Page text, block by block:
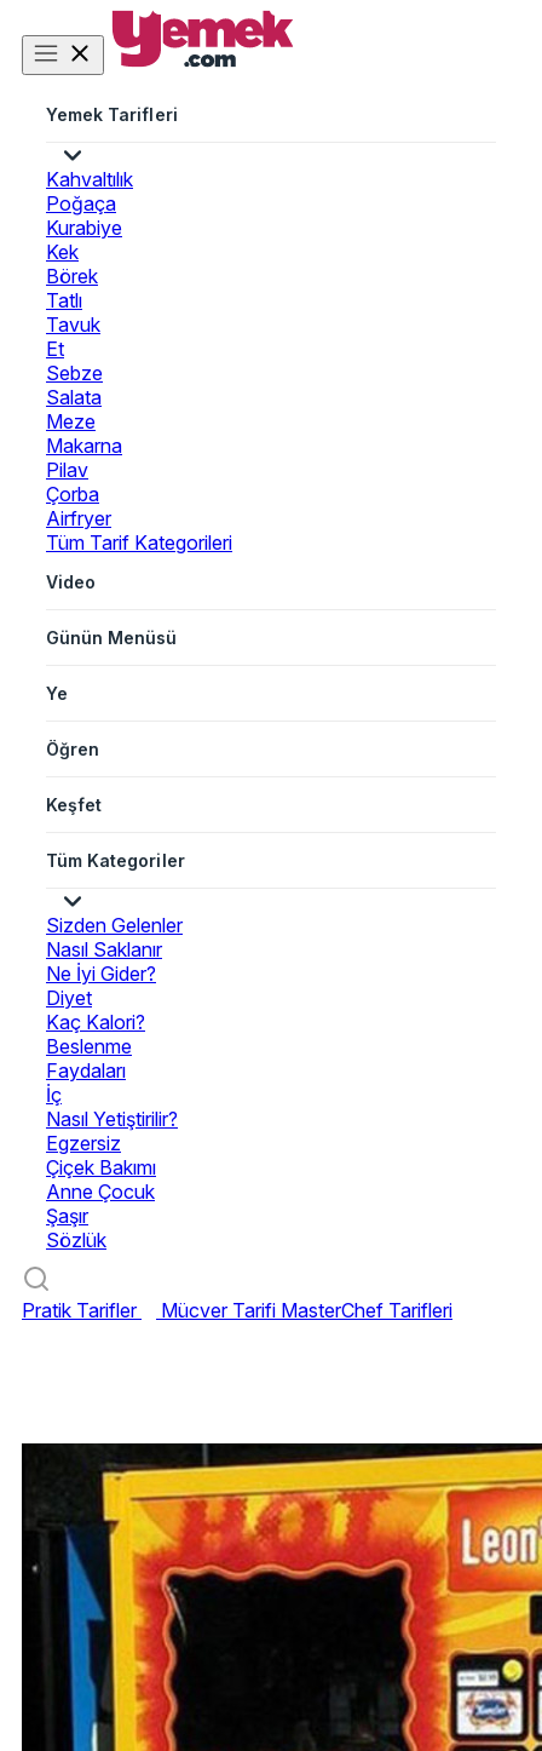
Yemek Tarifleri
Kahvaltılık
Poğaça
Kurabiye
Kek
Börek
Tatlı
Tavuk
Et
Sebze
Salata
Meze
Makarna
Pilav
Çorba
Airfryer
Tüm Tarif Kategorileri
Video
Günün Menüsü
Ye
Öğren
Keşfet
Tüm Kategoriler
Sizden Gelenler
Nasıl Saklanır
Ne İyi Gider?
Diyet
Kaç Kalori?
Beslenme
Faydaları
İç
Nasıl Yetiştirilir?
Egzersiz
Çiçek Bakımı
Anne Çocuk
Şaşır
Sözlük
Pratik Tarifler Mücver Tarifi MasterChef Tarifleri